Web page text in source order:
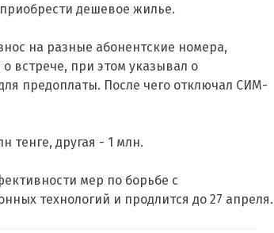
дешевое жилье.
на разные абонентские номера,
встрече, при этом указывал о
предоплаты. После чего отключал СИМ-
тенге, другая - 1 млн.
мер по борьбе с
технологий и продлится до 27 апреля.